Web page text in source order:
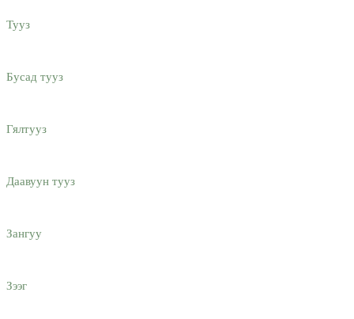
Тууз
Бусад тууз
Гялтууз
Даавуун тууз
Зангуу
Зээг